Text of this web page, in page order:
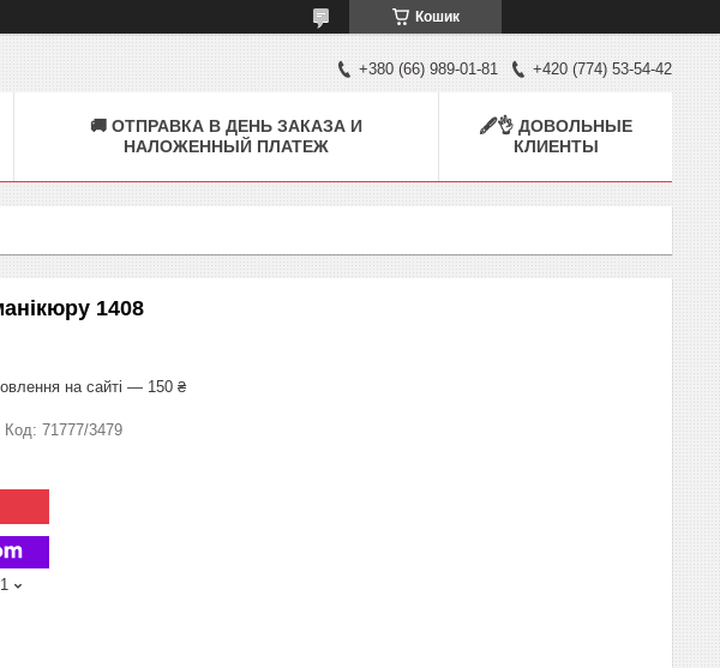
Кошик
+380 (66) 989-01-81 +420 (774) 53-54-42
🚚 ОТПРАВКА В ДЕНЬ ЗАКАЗА И
НАЛОЖЕННЫЙ ПЛАТЕЖ
🖋👌 ДОВОЛЬНЫЕ
КЛИЕНТЫ
1408
на сайті — 150 ₴
Код: 71777/3479